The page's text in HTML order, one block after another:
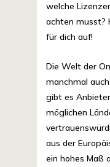
welche
achten musst?
für dich auf!
Die Welt der
manchmal
gibt es
möglichen
aus der
ein hohes Maß